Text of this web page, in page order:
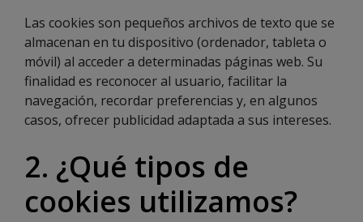
Las cookies son pequeños archivos de texto que se
almacenan en tu dispositivo (ordenador, tableta o
móvil) al acceder a determinadas páginas web. Su
finalidad es reconocer al usuario, facilitar la
navegación, recordar preferencias y, en algunos
casos, ofrecer publicidad adaptada a sus intereses.
2. ¿Qué tipos de
cookies utilizamos?